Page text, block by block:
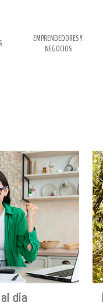
EMPRENDEDORES Y
NEGOCIOS
día